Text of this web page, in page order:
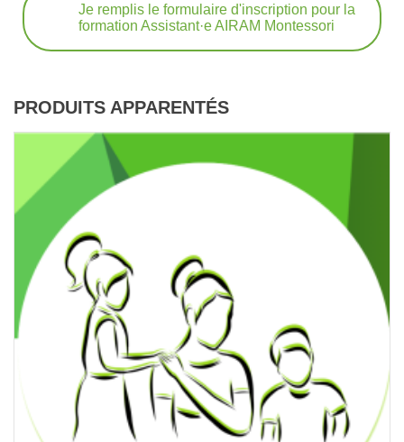
Je remplis le formulaire d'inscription pour la
formation Assistant·e AIRAM Montessori
PRODUITS APPARENTÉS